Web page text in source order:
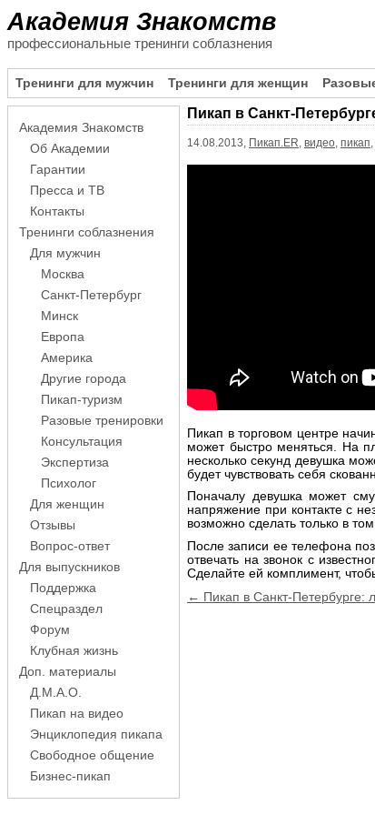
Академия Знакомств
профессиональные тренинги соблазнения
Тренинги для мужчин Тренинги для женщин
Пикап в Санкт-
14.08.2013, Пикап.ER, видео, пикап,
Пикап в торговом центре
может быстро меняться. На
несколько секунд девушка
будет чувствовать себя
Поначалу девушка может
напряжение при контакте с
возможно сделать только в
После записи ее телефона
отвечать на звонок с
Сделайте ей комплимент,
Навигация
← Пикап в Санкт-Петербурге:
Академия Знакомств
Об Академии
Гарантии
Пресса и ТВ
Контакты
Тренинги соблазнения
Для мужчин
Москва
Санкт-Петербург
Минск
Европа
Америка
Другие города
Пикап-туризм
Разовые тренировки
Консультация
Экспертиза
Психолог
Для женщин
Отзывы
Вопрос-ответ
Для выпускников
Поддержка
Спецраздел
Форум
Клубная жизнь
Доп. материалы
Д.М.А.О.
Пикап на видео
Энциклопедия пикапа
Свободное общение
Бизнес-пикап